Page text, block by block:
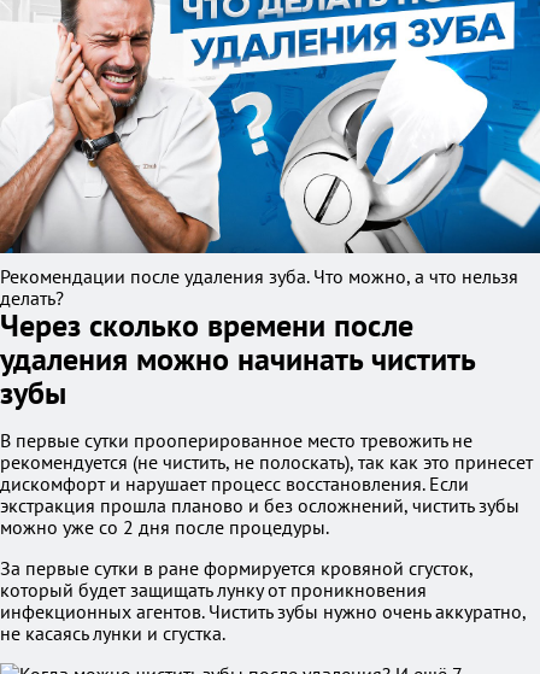
Рекомендации после удаления зуба. Что можно, а что нельзя
делать?
Через сколько времени после
удаления можно начинать чистить
зубы
В первые сутки прооперированное место тревожить не
рекомендуется (не чистить, не полоскать), так как это принесет
дискомфорт и нарушает процесс восстановления. Если
экстракция прошла планово и без осложнений, чистить зубы
можно уже со 2 дня после процедуры.
За первые сутки в ране формируется кровяной сгусток,
который будет защищать лунку от проникновения
инфекционных агентов. Чистить зубы нужно очень аккуратно,
не касаясь лунки и сгустка.